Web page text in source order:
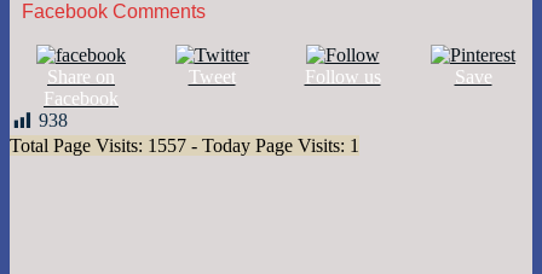
Facebook Comments
Share on
Facebook
Tweet Follow us Save
938
Total Page Visits: 1557 - Today Page Visits: 1